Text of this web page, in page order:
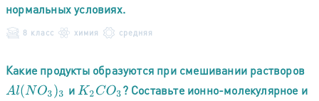
нормальных условиях.
8 класс химия средняя
Какие продукты образуются при смешивании растворов
Al(NO3)3 иK2CO3
? Составьте ионно-молекулярное и